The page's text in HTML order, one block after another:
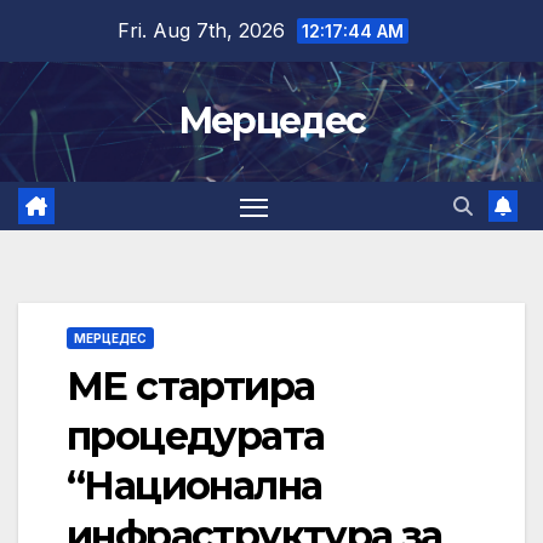
content
Fri. Aug 7th, 2026 12:17:45 AM
Мерцедес
МЕРЦЕДЕС
МЕ стартира
процедурата
“Национална